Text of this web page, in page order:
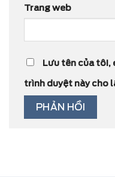
Trang web
Lưu tên của tôi,
trình duyệt này cho